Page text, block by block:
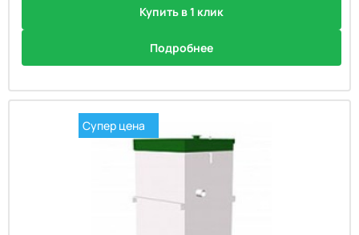
Купить в 1 клик
Подробнее
Супер цена